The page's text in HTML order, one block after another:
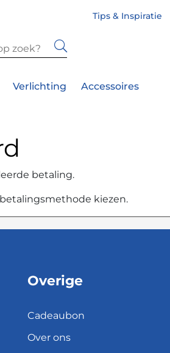
Tips & Inspiratie
Verlichting Accessoires
betaling.
kiezen.
Overige
Cadeaubon
Over ons